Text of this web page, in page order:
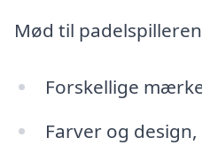
Mød til
Forskellige
Farver og